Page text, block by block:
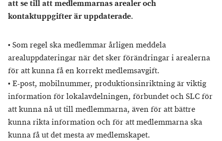
att se till att medlemmarnas arealer och
kontaktuppgifter är uppdaterade.
• Som regel ska medlemmar årligen meddela
arealuppdateringar när det sker förändringar i arealerna
för att kunna få en korrekt medlemsavgift.
• E-post, mobilnummer, produktionsinriktning är viktig
information för lokalavdelningen, förbundet och SLC för
att kunna nå ut till medlemmarna, även för att bättre
kunna rikta information och för att medlemmarna ska
kunna få ut det mesta av medlemskapet.